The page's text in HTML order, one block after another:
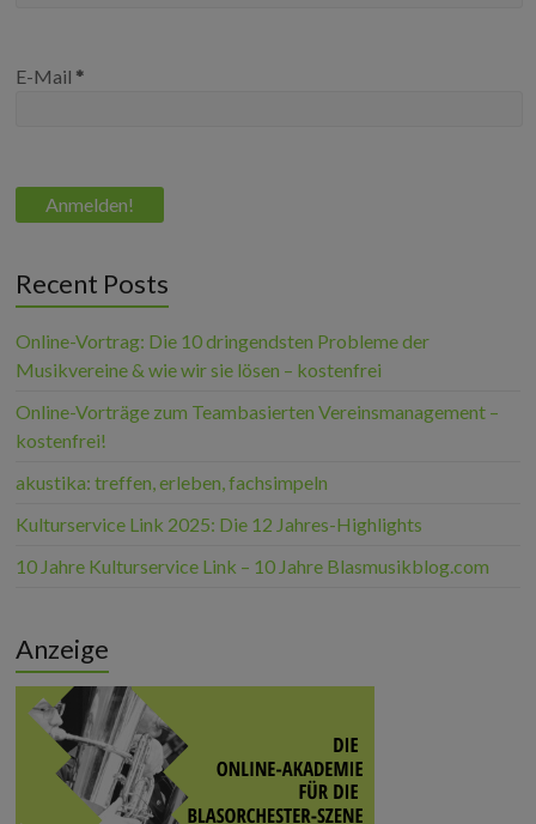
E-Mail *
Recent Posts
Online-Vortrag: Die 10 dringendsten Probleme der
Musikvereine & wie wir sie lösen – kostenfrei
Online-Vorträge zum Teambasierten Vereinsmanagement –
kostenfrei!
akustika: treffen, erleben, fachsimpeln
Kulturservice Link 2025: Die 12 Jahres-Highlights
10 Jahre Kulturservice Link – 10 Jahre Blasmusikblog.com
Anzeige